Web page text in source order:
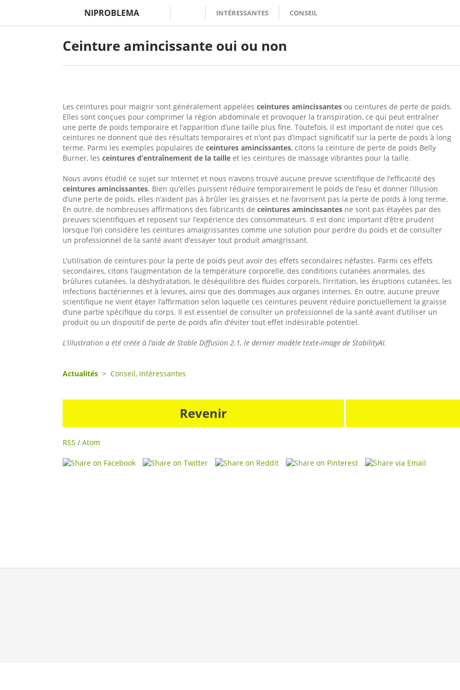
NIPROBLEMA INTÉRESSANTES CONSEIL
Ceinture amincissante oui ou non
Les ceintures pour maigrir sont généralement appelées ceintures amincissantes ou ceintures de perte de poids.
Elles sont conçues pour comprimer la région abdominale et provoquer la transpiration, ce qui peut entraîner
une perte de poids temporaire et l’apparition d’une taille plus fine. Toutefois, il est important de noter que ces
ceintures ne donnent que des résultats temporaires et n’ont pas d’impact significatif sur la perte de poids à long
terme. Parmi les exemples populaires de ceintures amincissantes, citons la ceinture de perte de poids Belly
Burner, les ceintures d’entraînement de la taille et les ceintures de massage vibrantes pour la taille.
Nous avons étudié ce sujet sur Internet et nous n’avons trouvé aucune preuve scientifique de l’efficacité des
ceintures amincissantes. Bien qu’elles puissent réduire temporairement le poids de l’eau et donner l’illusion
d’une perte de poids, elles n’aident pas à brûler les graisses et ne favorisent pas la perte de poids à long terme.
En outre, de nombreuses affirmations des fabricants de ceintures amincissantes ne sont pas étayées par des
preuves scientifiques et reposent sur l’expérience des consommateurs. Il est donc important d’être prudent
lorsque l’on considère les ceintures amaigrissantes comme une solution pour perdre du poids et de consulter
un professionnel de la santé avant d’essayer tout produit amaigrissant.
L’utilisation de ceintures pour la perte de poids peut avoir des effets secondaires néfastes. Parmi ces effets
secondaires, citons l’augmentation de la température corporelle, des conditions cutanées anormales, des
brûlures cutanées, la déshydratation, le déséquilibre des fluides corporels, l’irritation, les éruptions cutanées, les
infections bactériennes et à levures, ainsi que des dommages aux organes internes. En outre, aucune preuve
scientifique ne vient étayer l’affirmation selon laquelle ces ceintures peuvent réduire ponctuellement la graisse
d’une partie spécifique du corps. Il est essentiel de consulter un professionnel de la santé avant d’utiliser un
produit ou un dispositif de perte de poids afin d’éviter tout effet indésirable potentiel.
L’illustration a été créée à l’aide de Stable Diffusion 2.1, le dernier modèle texte-image de StabilityAI.
Actualités > Conseil, Intéressantes
Revenir
RSS / Atom